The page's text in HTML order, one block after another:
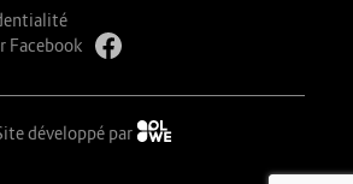
Facebook
développé par